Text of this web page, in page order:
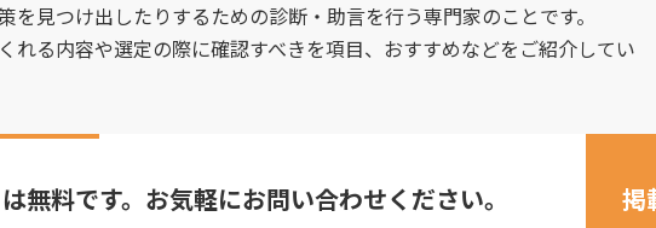
を見つけ出したりするための診断・助言を行う専門家のことです。
れる内容や選定の際に確認すべきを項目、おすすめなどをご紹介してい
無料です。 お気軽にお問い合わせください。 掲